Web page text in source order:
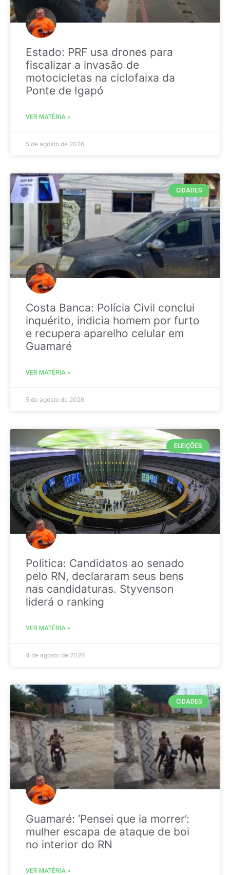
Estado: PRF usa drones para
fiscalizar a invasão de
motocicletas na ciclofaixa da
Ponte de Igapó
VER MATÉRIA »
5 de agosto de 2026
CIDADES
Costa Banca: Polícia Civil conclui
inquérito, indicia homem por furto
e recupera aparelho celular em
Guamaré
VER MATÉRIA »
5 de agosto de 2026
ELEIÇÕES
Politica: Candidatos ao senado
pelo RN, declararam seus bens
nas candidaturas. Styvenson
liderá o ranking
VER MATÉRIA »
4 de agosto de 2026
CIDADES
Guamaré: ‘Pensei que ia morrer’:
mulher escapa de ataque de boi
no interior do RN
VER MATÉRIA »